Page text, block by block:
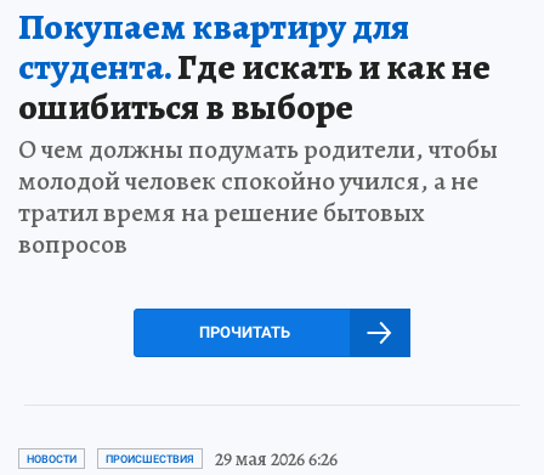
Покупаем квартиру для
студента.Где искать и как не
ошибиться в выборе
О чем должны подумать родители, чтобы
молодой человек спокойно учился, а не
тратил время на решение бытовых
вопросов
ПРОЧИТАТЬ
НОВОСТИ ПРОИСШЕСТВИЯ 29 мая 2026 6:26